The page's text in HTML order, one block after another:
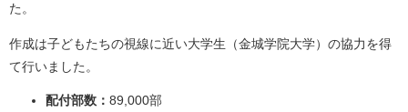
た。
作成は子どもたちの視線に近い大学生（金城学院大学）の協力を得
て行いました。
配付部数： 89,000部